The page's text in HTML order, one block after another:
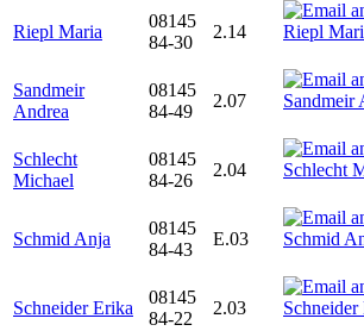
Riepl Maria
08145
84-30
2.14
Sandmeir
Andrea
08145
84-49
2.07
Schlecht
Michael
08145
84-26
2.04
Schmid Anja
08145
84-43
E.03
Schneider Erika
08145
84-22
2.03